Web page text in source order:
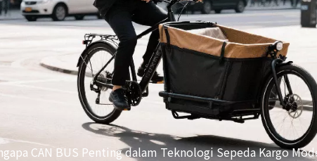
CAN BUS Penting dalam Teknologi Sepeda Kargo